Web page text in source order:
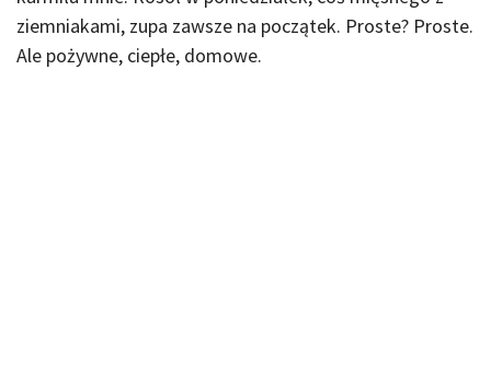
ziemniakami, zupa zawsze na początek. Proste? Proste.
Ale pożywne, ciepłe, domowe.